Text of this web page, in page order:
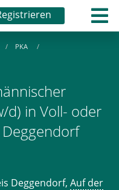
PKA
d) in Voll- oder
Deggendorf, Auf der